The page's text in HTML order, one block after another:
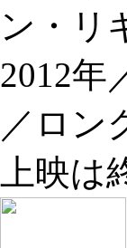
ン・リ
2012年
／ロン
上映は